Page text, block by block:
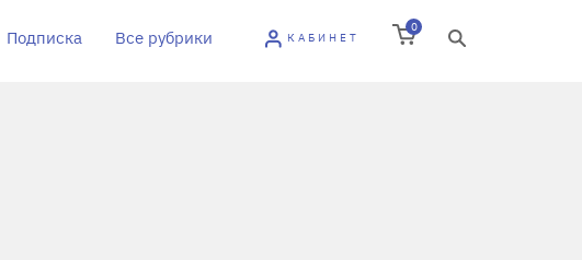
Подписка Все рубрики КАБИНЕТ
0